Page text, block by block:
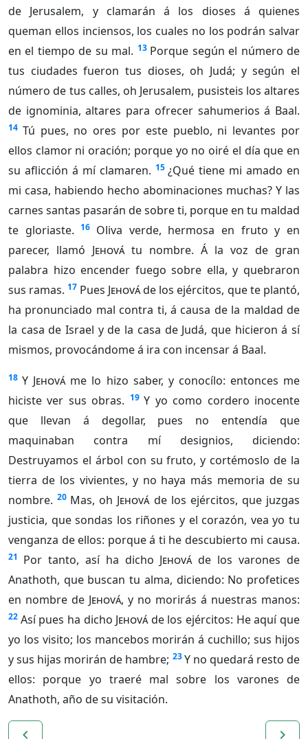
de Jerusalem, y clamarán á los dioses á quienes
queman ellos inciensos, los cuales no los podrán salvar
en el tiempo de su mal. 13 Porque según el número de
tus ciudades fueron tus dioses, oh Judá; y según el
número de tus calles, oh Jerusalem, pusisteis los altares
de ignominia, altares para ofrecer sahumerios á Baal.
14 Tú pues, no ores por este pueblo, ni levantes por
ellos clamor ni oración; porque yo no oiré el día que en
su aflicción á mí clamaren. 15 ¿Qué tiene mi amado en
mi casa, habiendo hecho abominaciones muchas? Y las
carnes santas pasarán de sobre ti, porque en tu maldad
te gloriaste.
16 Oliva verde, hermosa en fruto y en
parecer, llamó Jehovátu nombre. Á la voz de gran
palabra hizo encender fuego sobre ella, y quebraron
sus ramas. 17 Pues Jehováde los ejércitos, que te plantó,
ha pronunciado mal contra ti, á causa de la maldad de
la casa de Israel y de la casa de Judá, que hicieron á sí
mismos, provocándome á ira con incensar á Baal.
18 Y Jehováme lo hizo saber, y conocílo: entonces me
hiciste ver sus obras. 19 Y yo como cordero inocente
que llevan á degollar, pues no entendía que
maquinaban contra mí designios, diciendo:
Destruyamos el árbol con su fruto, y cortémoslo de la
tierra de los vivientes, y no haya más memoria de su
nombre. 20 Mas, oh Jehováde los ejércitos, que juzgas
justicia, que sondas los riñones y el corazón, vea yo tu
venganza de ellos: porque á ti he descubierto mi causa.
21 Por tanto, así ha dicho Jehováde los varones de
Anathoth, que buscan tu alma, diciendo: No profetices
en nombre de Jehová, y no morirás á nuestras manos:
22 Así pues ha dicho Jehováde los ejércitos: He aquí que
yo los visito; los mancebos morirán á cuchillo; sus hijos
y sus hijas morirán de hambre; 23 Y no quedará resto de
ellos: porque yo traeré mal sobre los varones de
Anathoth, año de su visitación.
navigate_before navigate_next